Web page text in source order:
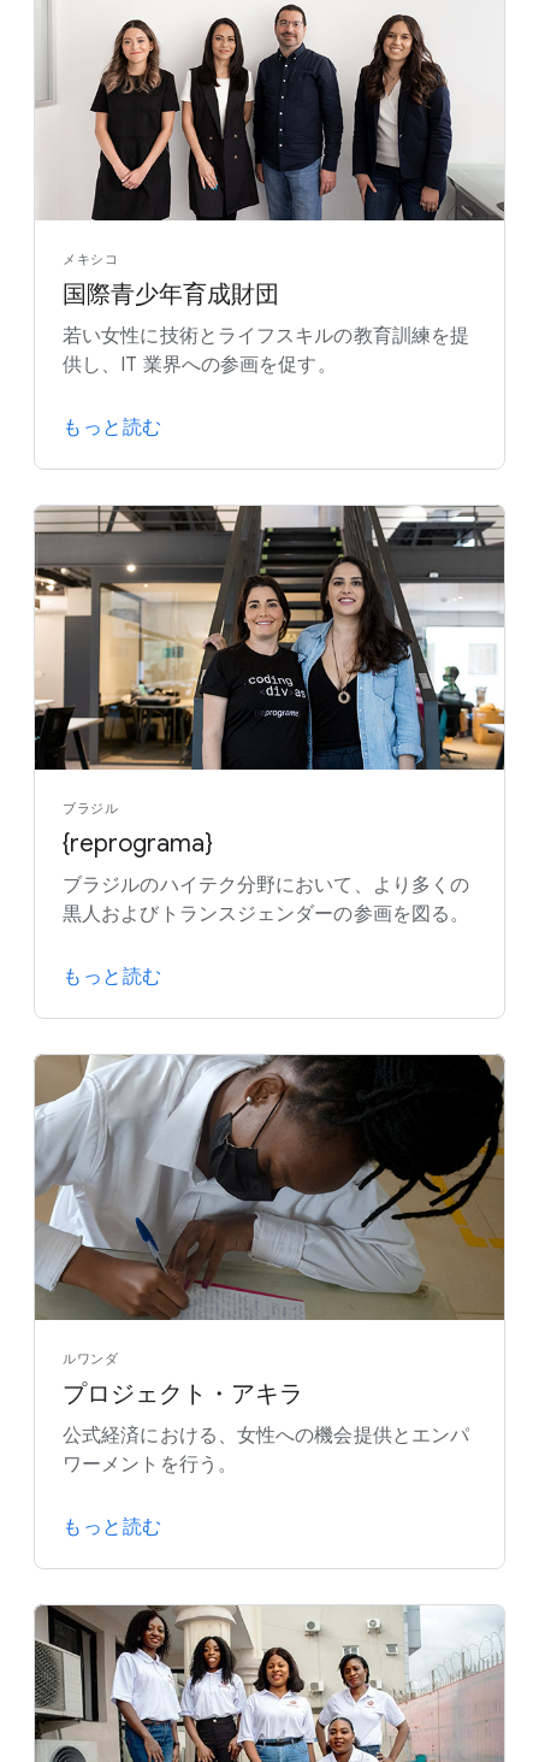
メキシコ
国際青少年育成財団
若い女性に技術とライフスキルの教育訓練を提
供し、IT 業界への参画を促す。
もっと読む
ブラジル
{reprograma}
ブラジルのハイテク分野において、より多くの
黒人およびトランスジェンダーの参画を図る。
もっと読む
ルワンダ
プロジェクト・アキラ
公式経済における、女性への機会提供とエンパ
ワーメントを行う。
もっと読む